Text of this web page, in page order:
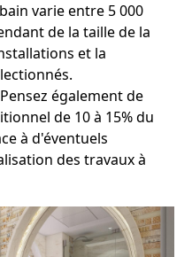
varie entre 5 000
de la taille de la
et la
Pensez également de
de 10 à 15% du
à d'éventuels
des travaux à